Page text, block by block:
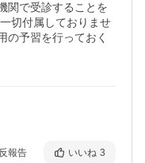
関で受診することを
切付属しておりませ
の予習を行っておく
報告 いいね 3